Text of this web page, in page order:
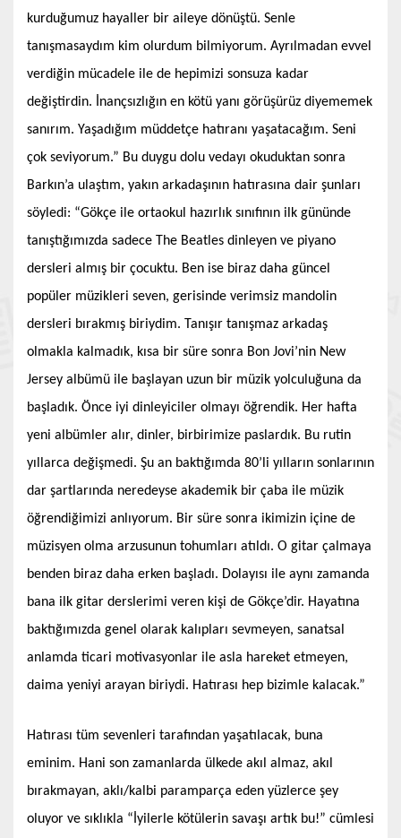
kurduğumuz hayaller bir aileye dönüştü. Senle
tanışmasaydım kim olurdum bilmiyorum. Ayrılmadan evvel
verdiğin mücadele ile de hepimizi sonsuza kadar
değiştirdin. İnançsızlığın en kötü yanı görüşürüz diyememek
sanırım. Yaşadığım müddetçe hatıranı yaşatacağım. Seni
çok seviyorum.” Bu duygu dolu vedayı okuduktan sonra
Barkın’a ulaştım, yakın arkadaşının hatırasına dair şunları
söyledi: “Gökçe ile ortaokul hazırlık sınıfının ilk gününde
tanıştığımızda sadece The Beatles dinleyen ve piyano
dersleri almış bir çocuktu. Ben ise biraz daha güncel
popüler müzikleri seven, gerisinde verimsiz mandolin
dersleri bırakmış biriydim. Tanışır tanışmaz arkadaş
olmakla kalmadık, kısa bir süre sonra Bon Jovi’nin New
Jersey albümü ile başlayan uzun bir müzik yolculuğuna da
başladık. Önce iyi dinleyiciler olmayı öğrendik. Her hafta
yeni albümler alır, dinler, birbirimize paslardık. Bu rutin
yıllarca değişmedi. Şu an baktığımda 80’li yılların sonlarının
dar şartlarında neredeyse akademik bir çaba ile müzik
öğrendiğimizi anlıyorum. Bir süre sonra ikimizin içine de
müzisyen olma arzusunun tohumları atıldı. O gitar çalmaya
benden biraz daha erken başladı. Dolayısı ile aynı zamanda
bana ilk gitar derslerimi veren kişi de Gökçe’dir. Hayatına
baktığımızda genel olarak kalıpları sevmeyen, sanatsal
anlamda ticari motivasyonlar ile asla hareket etmeyen,
daima yeniyi arayan biriydi. Hatırası hep bizimle kalacak.”
Hatırası tüm sevenleri tarafından yaşatılacak, buna
eminim. Hani son zamanlarda ülkede akıl almaz, akıl
bırakmayan, aklı/kalbi paramparça eden yüzlerce şey
oluyor ve sıklıkla “İyilerle kötülerin savaşı artık bu!” cümlesi